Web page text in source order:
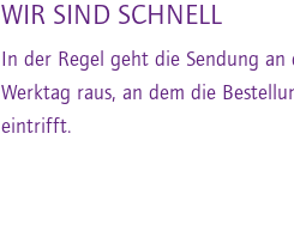
WIR SIND SCHNELL
In der Regel geht die Sendung an
Werktag raus, an dem die
eintrifft.